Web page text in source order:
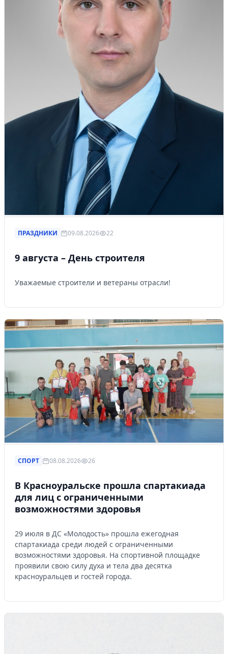
ПРАЗДНИКИ 09.08.2026 22
9 августа – День строителя
Уважаемые строители и ветераны отрасли!
СПОРТ 08.08.2026 26
В Красноуральске прошла спартакиада
для лиц с ограниченными
возможностями здоровья
29 июля в ДС «Молодость» прошла ежегодная
спартакиада среди людей с ограниченными
возможностями здоровья. На спортивной площадке
проявили свою силу духа и тела два десятка
красноуральцев и гостей города.